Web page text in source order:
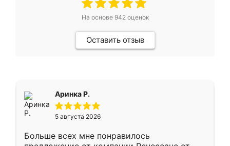
На основе 942оценок
Оставить отзыв
Аринка Р.
5 августа 2026
Больше всех мне понравилось